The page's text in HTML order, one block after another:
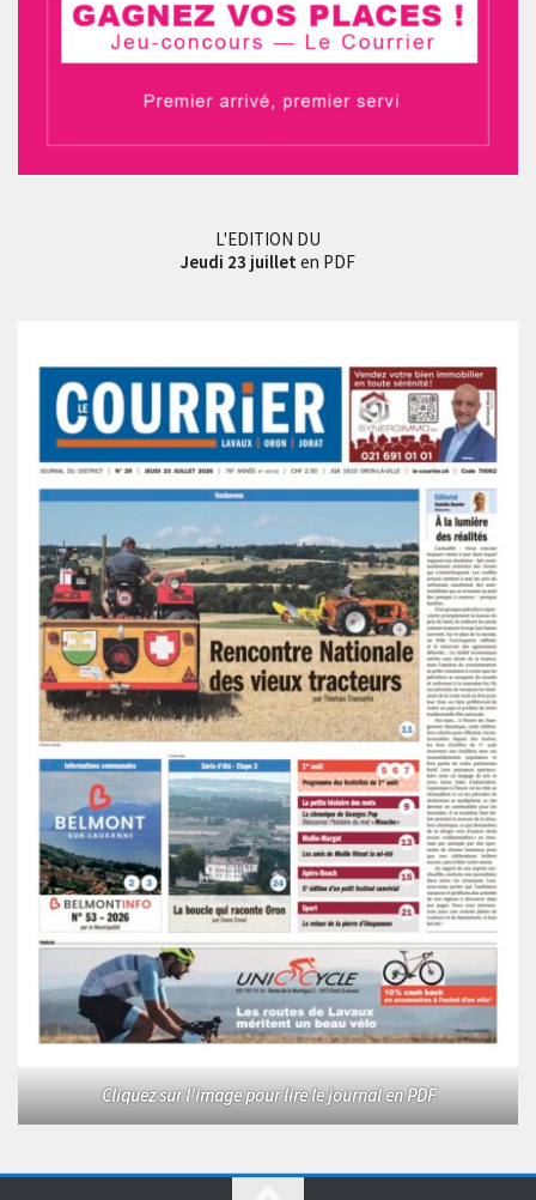
L'EDITION DU
Jeudi 23 juillet en PDF
Cliquez sur l'image pour lire le journal en PDF